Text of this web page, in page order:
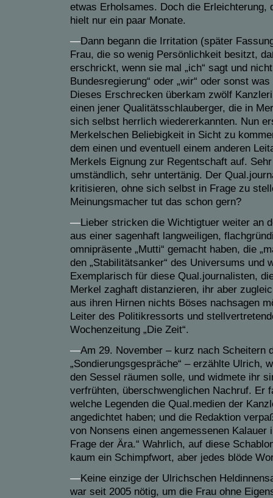
etwas Erholsames. Doch die Erleichterung,
hielt nur ein paar Monate.
—Dann begann die Irritation (später
Frau, die so wenig Persönlichkeit besitzt,
erschrickt, wenn sie mal „ich“ sagt und
Bundesregierung“ oder „wir“ oder sonst
Dieses Erschrecken überkam zwölf
einen jener Qualitätsschlauberger, die in
sich selbst herrlich wiedererkannten. Nun
Merkelschen Beliebigkeit in Sicht zu
dem einen und eventuell einem anderen
Merkels Eignung zur Regentschaft auf.
umständlich, sehr untertänig. Der
kritisieren, ohne sich selbst in Frage zu
Meinungsmacher tut das schon gern?
—Lieber stricken die Wichtigtuer weiter an
aus einer sagenhaft langweiligen,
omnipräsente „Mutti“ gemacht haben, die
den „Stabilitätsanker“ des Universums und
Exemplarisch für diese Qual.journalisten,
Merkel zaghaft distanzieren, ihr aber
aus ihren Hirnen nichts Böses nachsagen
Leiter des Politikressorts und
Wochenzeitung „Die Zeit“.
—Am 29. November – kurz nach Scheitern
„Sondierungsgespräche“ – erzählte Ulrich,
den Sessel räumen solle, und widmete ihr
verfrühten, überschwenglichen Nachruf. Er
welche Legenden die Qual.medien der
angedichtet haben; und die Redaktion
von Nonsens einen angemessenen Kalauer
Frage der Ära.“ Wahrlich, auf diese
kaum ein Schimpfwort, aber jedes blöde
—Keine einzige der Ulrichschen
war seit 2005 nötig, um die Frau ohne